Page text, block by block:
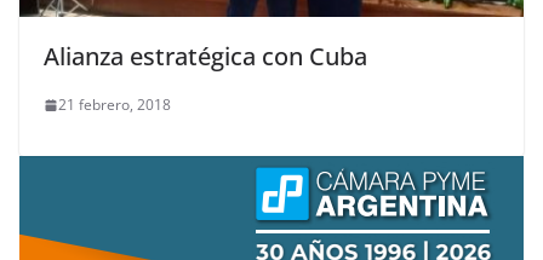
Alianza estratégica con Cuba
21 febrero, 2018